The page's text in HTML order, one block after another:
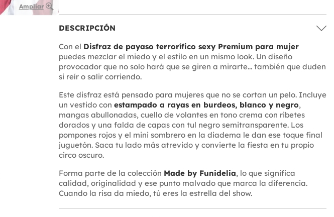
Ampliar
DESCRIPCIÓN
Con el Disfraz de payaso terrorífico sexy Premium para mujer
puedes mezclar el miedo y el estilo en un mismo look. Un diseño
provocador que no solo hará que se giren a mirarte... también que duden
si reír o salir corriendo.
Este disfraz está pensado para mujeres que no se cortan un pelo. Incluye
un vestido con estampado a rayas en burdeos, blanco y negro,
mangas abullonadas, cuello de volantes en tono crema con ribetes
dorados y una falda de capas con tul negro semitransparente. Los
pompones rojos y el mini sombrero en la diadema le dan ese toque final
juguetón. Saca tu lado más atrevido y convierte la fiesta en tu propio
circo oscuro.
Forma parte de la colección Made by Funidelia, lo que significa
calidad, originalidad y ese punto malvado que marca la diferencia.
Cuando la risa da miedo, tú eres la estrella del show.